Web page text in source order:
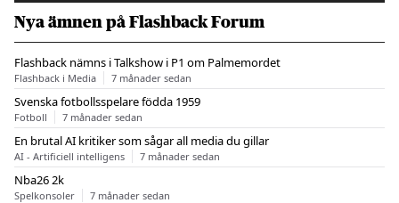
Nya ämnen på Flashback Forum
Flashback nämns i Talkshow i P1 om Palmemordet
Flashback i Media 7 månader sedan
Svenska fotbollsspelare födda 1959
Fotboll 7 månader sedan
En brutal AI kritiker som sågar all media du gillar
AI - Artificiell intelligens 7 månader sedan
Nba26 2k
Spelkonsoler 7 månader sedan